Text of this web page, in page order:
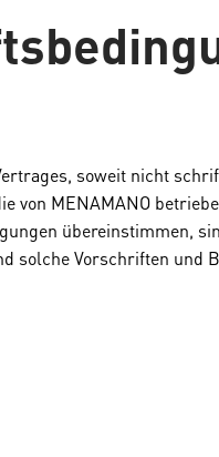
soweit nicht
von MENAMANO
übereinstimmen,
Vorschriften und